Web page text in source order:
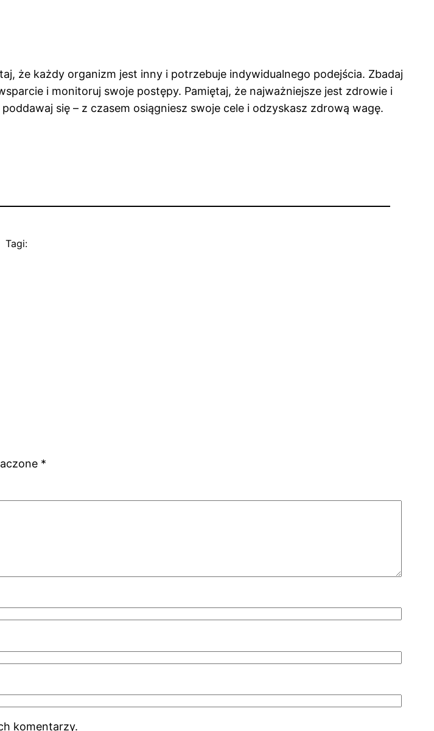
że każdy organizm jest inny i potrzebuje indywidualnego podejścia. Zbadaj
i monitoruj swoje postępy. Pamiętaj, że najważniejsze jest zdrowie i
się – z czasem osiągniesz swoje cele i odzyskasz zdrową wagę.
Tagi:
*
komentarzy.